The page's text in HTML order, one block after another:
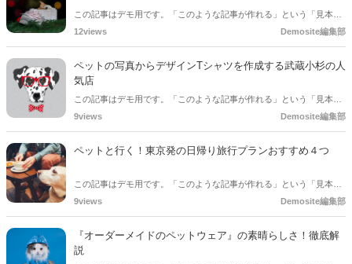
この記事はデモ用です。「このような記事が作れる」という「見本」
としてご確認ください。
12views Demosite編集部
ペットの写真からデザインTシャツを作成する武蔵小杉の人
気店
この記事はデモ用です。「このような記事が作れる」という「見本」
としてご確認ください。
9views Demosite編集部
ペットと行く！東京発の日帰り旅行プランおすすめ４つ
この記事はデモ用です。「このような記事が作れる」という「見本」
としてご確認ください。
9views Demosite編集部
『オーダーメイドのペットウェア』の素晴らしさ！徹底解
説